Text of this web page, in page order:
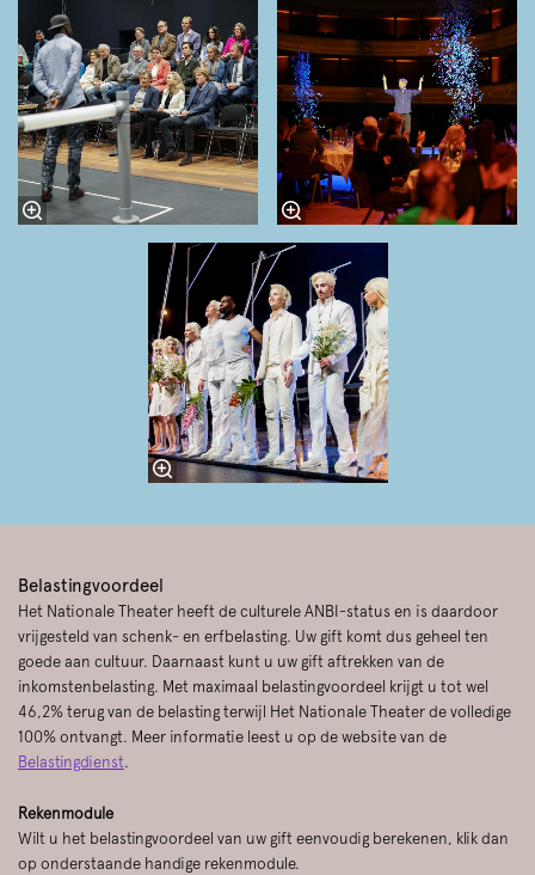
Belastingvoordeel
Het Nationale Theater heeft de culturele ANBI-status en is daardoor
vrijgesteld van schenk- en erfbelasting. Uw gift komt dus geheel ten
goede aan cultuur. Daarnaast kunt u uw gift aftrekken van de
inkomstenbelasting. Met maximaal belastingvoordeel krijgt u tot wel
46,2% terug van de belasting terwijl Het Nationale Theater de volledige
100% ontvangt. Meer informatie leest u op de website van de
Belastingdienst.
Rekenmodule
Wilt u het belastingvoordeel van uw gift eenvoudig berekenen, klik dan
op onderstaande handige rekenmodule.